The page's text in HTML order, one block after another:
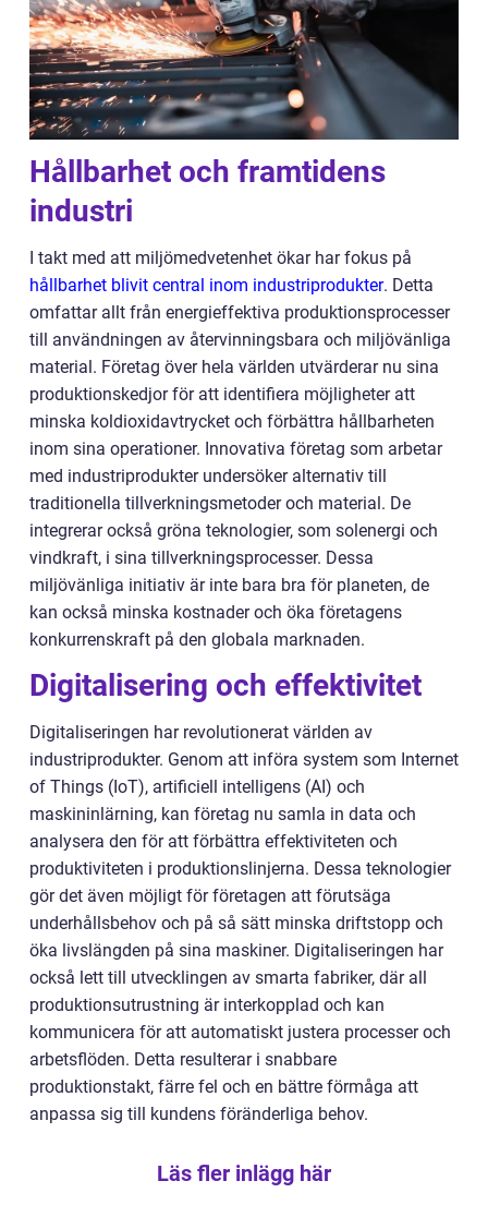
Hållbarhet och framtidens
industri
I takt med att miljömedvetenhet ökar har fokus på
hållbarhet blivit central inom industriprodukter. Detta
omfattar allt från energieffektiva produktionsprocesser
till användningen av återvinningsbara och miljövänliga
material. Företag över hela världen utvärderar nu sina
produktionskedjor för att identifiera möjligheter att
minska koldioxidavtrycket och förbättra hållbarheten
inom sina operationer. Innovativa företag som arbetar
med industriprodukter undersöker alternativ till
traditionella tillverkningsmetoder och material. De
integrerar också gröna teknologier, som solenergi och
vindkraft, i sina tillverkningsprocesser. Dessa
miljövänliga initiativ är inte bara bra för planeten, de
kan också minska kostnader och öka företagens
konkurrenskraft på den globala marknaden.
Digitalisering och effektivitet
Digitaliseringen har revolutionerat världen av
industriprodukter. Genom att införa system som Internet
of Things (IoT), artificiell intelligens (AI) och
maskininlärning, kan företag nu samla in data och
analysera den för att förbättra effektiviteten och
produktiviteten i produktionslinjerna. Dessa teknologier
gör det även möjligt för företagen att förutsäga
underhållsbehov och på så sätt minska driftstopp och
öka livslängden på sina maskiner. Digitaliseringen har
också lett till utvecklingen av smarta fabriker, där all
produktionsutrustning är interkopplad och kan
kommunicera för att automatiskt justera processer och
arbetsflöden. Detta resulterar i snabbare
produktionstakt, färre fel och en bättre förmåga att
anpassa sig till kundens föränderliga behov.
Läs fler inlägg här